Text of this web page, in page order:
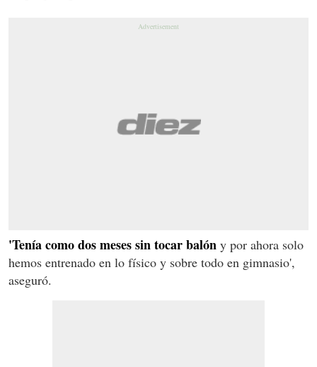
'Tenía como dos meses sin tocar balón y por ahora solo
hemos entrenado en lo físico y sobre todo en gimnasio',
aseguró.